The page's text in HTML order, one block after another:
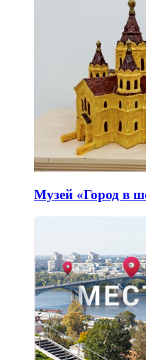
Музей «Город в